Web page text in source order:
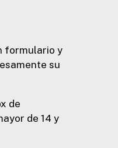
formulario y
su
de
de 14 y